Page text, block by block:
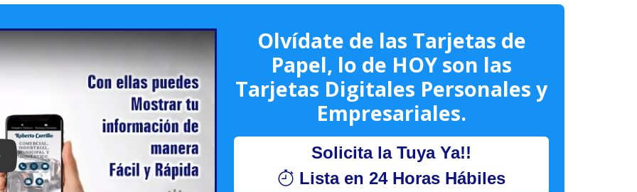
Keynote (Google I/O '18)
Olvídate de las Tarjetas de
Papel, lo de HOY son las
Tarjetas Digitales Personales y
Empresariales.
Solicita la Tuya Ya!!
Lista en 24 Horas Hábiles